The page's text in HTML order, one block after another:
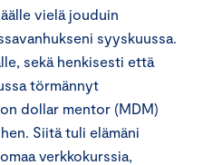
vielä jouduin
syyskuussa.
sekä henkisesti että
törmännyt
dollar mentor (MDM)
Siitä tuli elämäni
verkkokurssia,